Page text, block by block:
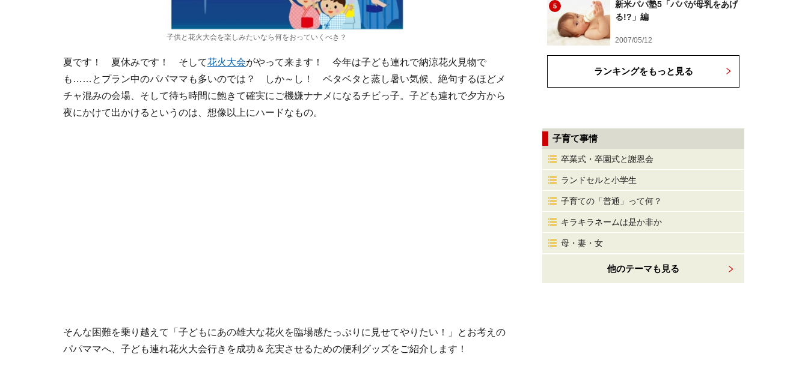
子供と花火大会を楽しみたいなら何をおっていくべき？
夏です！ 夏休みです！ そして花火大会がやって来ます！ 今年は子ども連れで納涼花火見物で
も……とプラン中のパパママも多いのでは？ しか～し！ ベタベタと蒸し暑い気候、絶句するほどメ
チャ混みの会場、そして待ち時間に飽きて確実にご機嫌ナナメになるチビっ子。子ども連れで夕方から
夜にかけて出かけるというのは、想像以上にハードなもの。
そんな困難を乗り越えて「子どもにあの雄大な花火を臨場感たっぷりに見せてやりたい！」とお考えの
パパママへ、子ども連れ花火大会行きを成功＆充実させるための便利グッズをご紹介します！
5
新米パパ塾5「パパが母乳をあげ
る!?」編
2007/05/12
ランキングをもっと見る
子育て事情
卒業式・卒園式と謝恩会
ランドセルと小学生
子育ての「普通」って何？
キラキラネームは是か非か
母・妻・女
他のテーマも見る